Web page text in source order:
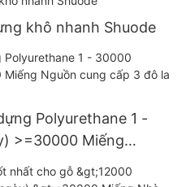
khô nhanh Shuode
Polyurethane 1 -
>=30000 Miếng